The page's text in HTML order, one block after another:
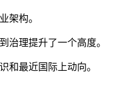
架构。
治理提升了一个高度。
和最近国际上动向。